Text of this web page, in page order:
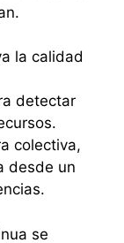
la calidad
detectar
colectiva,
desde un
se